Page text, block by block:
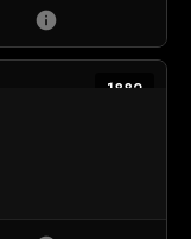
info
1882